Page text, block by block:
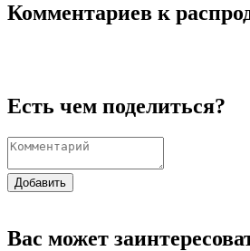
Комментариев к
Есть чем поделиться?
Добавить
Вас может